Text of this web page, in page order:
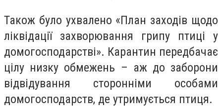
Також було ухвалено «План заходів щодо
ліквідації захворювання грипу птиці у
домогосподарстві». Карантин передбачає
цілу низку обмежень – аж до заборони
відвідування сторонніми особами
домогосподарств, де утримується птиця.